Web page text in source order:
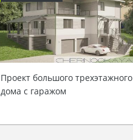
Проект большого трехэтажного
дома с гаражом